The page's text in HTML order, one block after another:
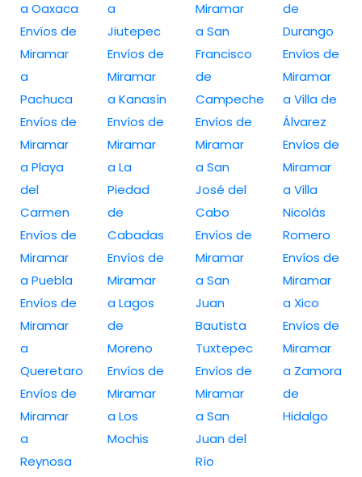
a Oaxaca
Envíos de
Miramar
a
Pachuca
Envíos de
Miramar
a Playa
del
Carmen
Envíos de
Miramar
a Puebla
Envíos de
Miramar
a
Queretaro
Envíos de
Miramar
a
Reynosa
a
Jiutepec
Envíos de
Miramar
a Kanasín
Envíos de
Miramar
a La
Piedad
de
Cabadas
Envíos de
Miramar
a Lagos
de
Moreno
Envíos de
Miramar
a Los
Mochis
Miramar
a San
Francisco
de
Campeche
Envíos de
Miramar
a San
José del
Cabo
Envíos de
Miramar
a San
Juan
Bautista
Tuxtepec
Envíos de
Miramar
a San
Juan del
Río
de
Durango
Envíos de
Miramar
a Villa de
Álvarez
Envíos de
Miramar
a Villa
Nicolás
Romero
Envíos de
Miramar
a Xico
Envíos de
Miramar
a Zamora
de
Hidalgo